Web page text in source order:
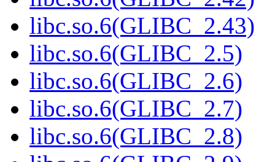
libc.so.6(GLIBC_2.43)
libc.so.6(GLIBC_2.5)
libc.so.6(GLIBC_2.6)
libc.so.6(GLIBC_2.7)
libc.so.6(GLIBC_2.8)